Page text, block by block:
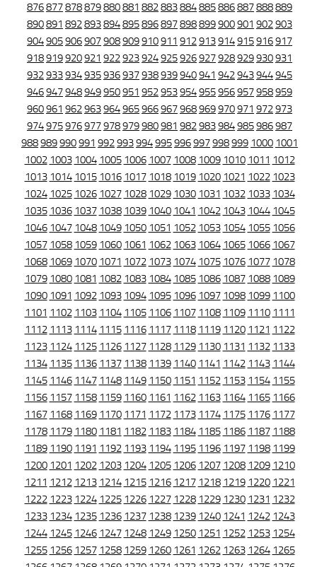
876877878879880881 882883884885886887888889
890891 892893894895896897898899900901 902903
904905906907908909910911 912913914915916917
918919920921 922923924925926927928929930931
932933934935936937938939940941 942943944945
946947948949950951 952953954955956957958959
960961 962963964965966967968969970971 972973
974975976977978979980981 982983984985986987
988989990991 992993994995996997998999 1000 1001
1002 1003 1004 1005 1006 1007 1008 1009 1010 1011 1012
1013 1014 1015 1016 1017 1018 1019 1020 1021 1022 1023
1024 1025 1026 1027 1028 1029 1030 1031 1032 1033 1034
1035 1036 1037 1038 1039 1040 1041 1042 1043 1044 1045
1046 1047 1048 1049 1050 1051 1052 1053 1054 1055 1056
1057 1058 1059 1060 1061 1062 1063 1064 1065 1066 1067
1068 1069 1070 1071 1072 1073 1074 1075 1076 1077 1078
1079 1080 1081 1082 1083 1084 1085 1086 1087 1088 1089
1090 1091 1092 1093 1094 1095 1096 1097 1098 1099 1100
1101 1102 1103 1104 1105 1106 1107 1108 1109 1110 1111
1112 1113 1114 1115 1116 1117 1118 1119 1120 1121 1122
1123 1124 1125 1126 1127 1128 1129 1130 1131 1132 1133
1134 1135 1136 1137 1138 1139 1140 1141 1142 1143 1144
1145 1146 1147 1148 1149 1150 1151 1152 1153 1154 1155
1156 1157 1158 1159 1160 1161 1162 1163 1164 1165 1166
1167 1168 1169 1170 1171 1172 1173 1174 1175 1176 1177
1178 1179 1180 1181 1182 1183 1184 1185 1186 1187 1188
1189 1190 1191 1192 1193 1194 1195 1196 1197 1198 1199
1200 1201 1202 1203 1204 1205 1206 1207 1208 1209 1210
1211 1212 1213 1214 1215 1216 1217 1218 1219 1220 1221
1222 1223 1224 1225 1226 1227 1228 1229 1230 1231 1232
1233 1234 1235 1236 1237 1238 1239 1240 1241 1242 1243
1244 1245 1246 1247 1248 1249 1250 1251 1252 1253 1254
1255 1256 1257 1258 1259 1260 1261 1262 1263 1264 1265